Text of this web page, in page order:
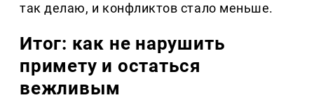
так делаю, и конфликтов стало меньше.
Итог: как не нарушить
примету и остаться
вежливым